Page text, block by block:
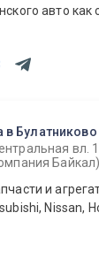
авто как
в Булатниково
вл.
Байкал)
и
Nissan,